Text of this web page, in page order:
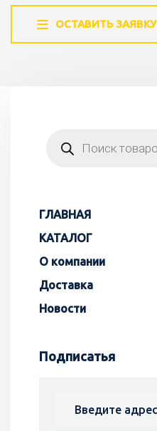
ОСТАВИТЬ ЗАЯВКУ
ГЛАВНАЯ
КАТАЛОГ
О компании
Доставка
Новости
Подписатья